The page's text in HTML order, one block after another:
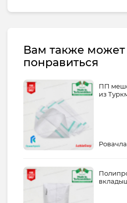
Вам также может
понравиться
ПП
из